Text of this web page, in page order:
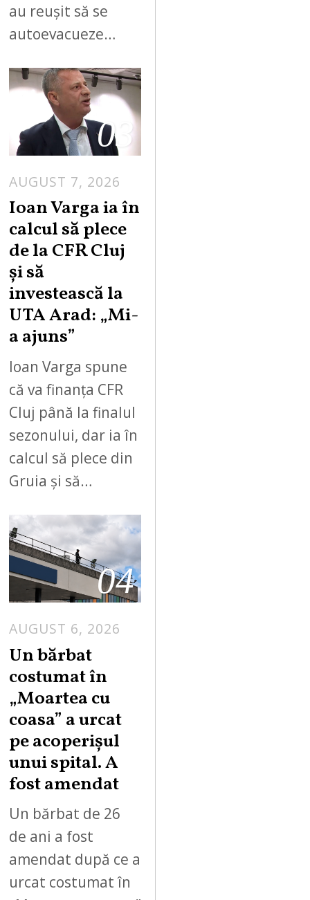
au reușit să se
autoevacueze…
03
AUGUST 7, 2026
Ioan Varga ia în
calcul să plece
de la CFR Cluj
și să
investească la
UTA Arad: „Mi-
a ajuns”
Ioan Varga spune
că va finanța CFR
Cluj până la finalul
sezonului, dar ia în
calcul să plece din
Gruia și să…
04
AUGUST 6, 2026
Un bărbat
costumat în
„Moartea cu
coasa” a urcat
pe acoperișul
unui spital. A
fost amendat
Un bărbat de 26
de ani a fost
amendat după ce a
urcat costumat în